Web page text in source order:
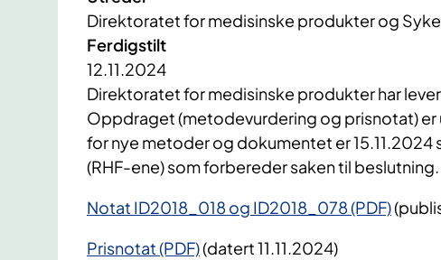
Direktoratet for medisinske produkter og
Ferdigstilt
12.11.2024
Direktoratet for medisinske produkter har
Oppdraget (metodevurdering og prisnotat)
for nye metoder og dokumentet er
(RHF-ene) som forbereder saken til beslutning.
Notat ID2018_018 og ID2018_078 (PDF)
Prisnotat (PDF)(datert 11.11.2024)